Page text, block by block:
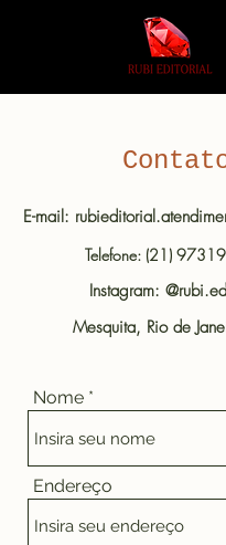
E-mail:
Telefone: (21)
Instagram:
Mesquita, Rio de
Nome
Endereço